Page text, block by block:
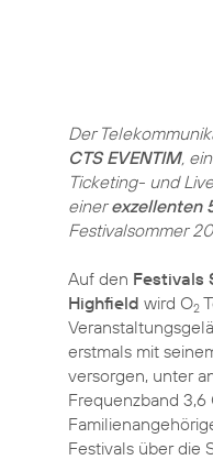
Der
CTS EVENTIM,
Ticketing- und
einerexzellenten
Festivalsommer
Auf den Festivals
Highfield wird O2
erstmals mit
versorgen, unter
Frequenzband 3,6
Festivals über die